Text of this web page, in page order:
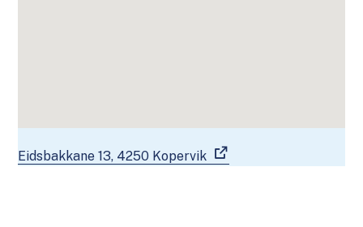
Eidsbakkane 13, 4250 Kopervik